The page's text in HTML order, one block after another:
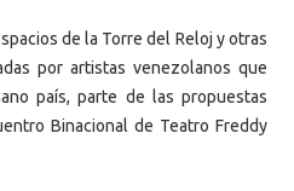
de la Torre del Reloj y otras
por artistas venezolanos que
país, parte de las propuestas
Binacional de Teatro Freddy